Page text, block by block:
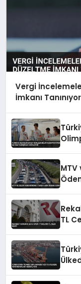
Vergi
İmkanı Tanınıyor
TL